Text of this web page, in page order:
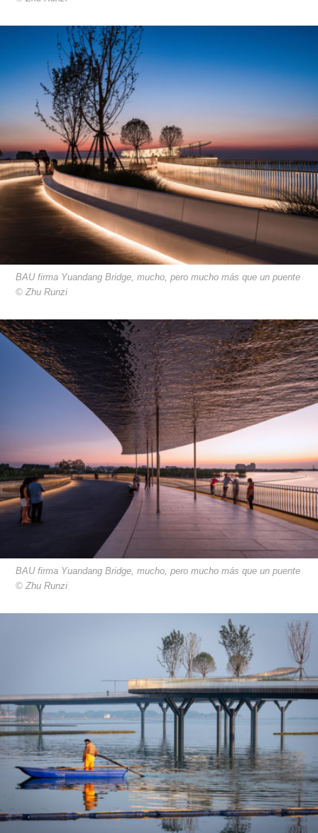
BAU firma Yuandang Bridge, mucho, pero mucho más que un puente
© Zhu Runzi
BAU firma Yuandang Bridge, mucho, pero mucho más que un puente
© Zhu Runzi